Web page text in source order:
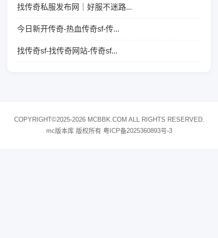
找传奇私服发布网｜好服不迷路...
今日新开传奇-热血传奇sf-传...
找传奇sf-找传奇网站-传奇sf...
COPYRIGHT©2025-2026 MCBBK.COM ALL RIGHTS RESERVED.
mc版本库 版权所有 粤ICP备2025360893号-3